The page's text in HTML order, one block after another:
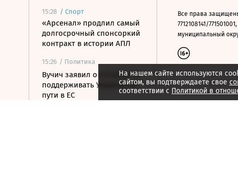
15:28 / Спорт
«Арсенал» продлил самый
долгосрочный спонсоркий
контракт в истории АПЛ
15:26 / Политика
Вучич заявил о готовности
поддерживать Украину на
пути в ЕС
На нашем сайте используются
сайтом, вы подтверждаете свое
соответствии с Политикой в
Все права
7712108141/
муниципальный